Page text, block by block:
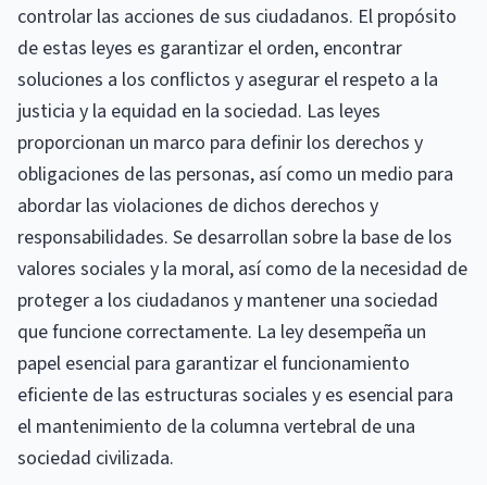
controlar las acciones de sus ciudadanos. El propósito
de estas leyes es garantizar el orden, encontrar
soluciones a los conflictos y asegurar el respeto a la
justicia y la equidad en la sociedad. Las leyes
proporcionan un marco para definir los derechos y
obligaciones de las personas, así como un medio para
abordar las violaciones de dichos derechos y
responsabilidades. Se desarrollan sobre la base de los
valores sociales y la moral, así como de la necesidad de
proteger a los ciudadanos y mantener una sociedad
que funcione correctamente. La ley desempeña un
papel esencial para garantizar el funcionamiento
eficiente de las estructuras sociales y es esencial para
el mantenimiento de la columna vertebral de una
sociedad civilizada.